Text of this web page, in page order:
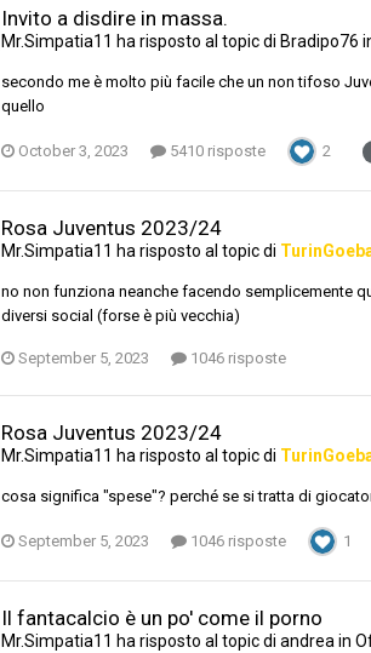
Invito a disdire in massa.
Mr.Simpatia11 ha risposto al topic di Bradipo76
secondo me è molto più facile che un non tifoso
quello
October 3, 2023 5410 risposte 2
Rosa Juventus 2023/24
Mr.Simpatia11 ha risposto al topic di
no non funziona neanche facendo semplicemente
diversi social (forse è più vecchia)
September 5, 2023 1046 risposte
Rosa Juventus 2023/24
Mr.Simpatia11 ha risposto al topic di
cosa significa "spese"? perché se si tratta di
September 5, 2023 1046 risposte 1
Il fantacalcio è un po' come il porno
Mr.Simpatia11 ha risposto al topic di andrea in